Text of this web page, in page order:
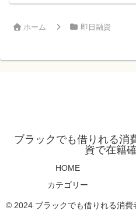
ホーム 即日融資
ブラックでも借りれる消
資で在籍
HOME
カテゴリー
© 2024 ブラックでも借りれる消